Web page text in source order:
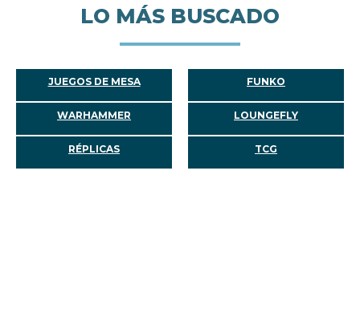
LO MÁS BUSCADO
JUEGOS DE MESA FUNKO
WARHAMMER LOUNGEFLY
RÉPLICAS TCG